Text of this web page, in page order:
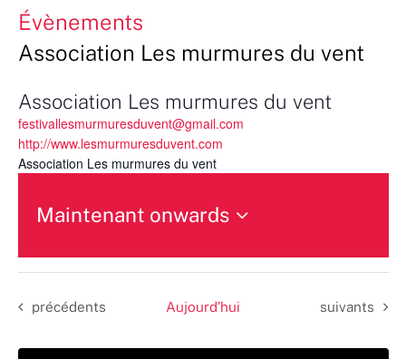
Évènements
Association Les murmures du vent
Association Les murmures du vent
festivallesmurmuresduvent@gmail.com
http://www.lesmurmuresduvent.com
Association Les murmures du vent
Maintenant onwards
une
date.
Évènements
précédents Aujourd’hui Évènements
suivants